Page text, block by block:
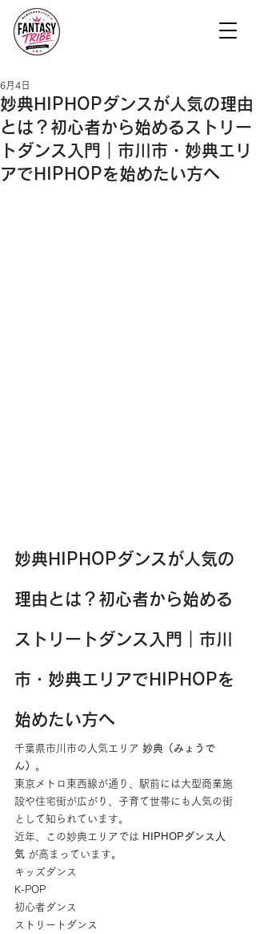
妙典HIPHOPダンスが人気の理由
とは？初心者から始めるストリー
トダンス入門｜市川市・妙典エリ
アでHIPHOPを始めたい方へ
6月4日
妙典HIPHOPダンスが人気の
理由とは？初心者から始める
ストリートダンス入門｜市川
市・妙典エリアでHIPHOPを
始めたい方へ
千葉県市川市の人気エリア 妙典（みょうで
ん） 。
東京メトロ東西線が通り、駅前には大型商業施
設や住宅街が広がり、子育て世帯にも人気の街
として知られています。
近年、この妙典エリアでは HIPHOPダンス人
気 が高まっています。
キッズダンス
K-POP
初心者ダンス
ストリートダンス